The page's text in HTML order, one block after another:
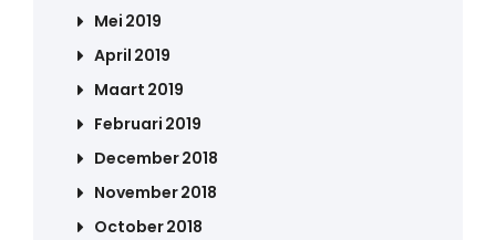
Mei 2019
April 2019
Maart 2019
Februari 2019
December 2018
November 2018
October 2018